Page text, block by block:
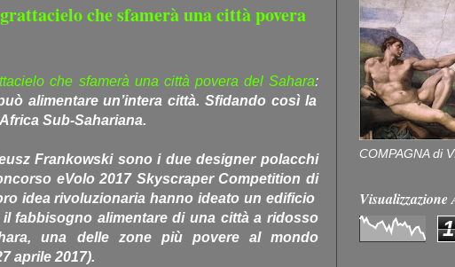
che sfamerà una città povera
che sfamerà una città povera del Sahara:
alimentare un’intera città. Sfidando così la
Sub-Sahariana.
Frankowski sono i due designer polacchi
eVolo 2017 Skyscraper Competition di
idea rivoluzionaria hanno ideato un edificio
fabbisogno alimentare di una città a ridosso
una delle zone più povere al mondo
aprile 2017).
COMPAGNA di
1